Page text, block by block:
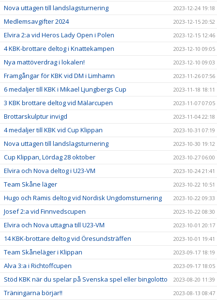
Nova uttagen till landslagsturnering 2023-12-24 19:18
Medlemsavgifter 2024 2023-12-15 20:52
Elvira 2:a vid Heros Lady Open i Polen 2023-12-15 12:46
4 KBK-brottare deltog i Knattekampen 2023-12-10 09:05
Nya mattöverdrag i lokalen! 2023-12-10 09:03
Framgångar för KBK vid DM i Limhamn 2023-11-26 07:56
6 medaljer till KBK i Mikael Ljungbergs Cup 2023-11-18 18:11
3 KBK brottare deltog vid Mälarcupen 2023-11-07 07:05
Brottarskulptur invigd 2023-11-04 22:18
4 medaljer till KBK vid Cup Klippan 2023-10-31 07:19
Nova uttagen till landslagsturnering 2023-10-30 19:12
Cup Klippan, Lördag 28 oktober 2023-10-27 06:00
Elvira och Nova deltog i U23-VM 2023-10-24 21:41
Team Skåne läger 2023-10-22 10:51
Hugo och Ramis deltog vid Nordisk Ungdomsturnering 2023-10-22 09:33
Josef 2:a vid Finnvedscupen 2023-10-22 08:30
Elvira och Nova uttagna till U23-VM 2023-10-01 20:17
14 KBK-brottare deltog vid Öresundsträffen 2023-10-01 19:41
Team Skåneläger i Klippan 2023-09-17 18:19
Alva 3:a i Richtoffcupen 2023-09-17 18:05
Stöd KBK när du spelar på Svenska spel eller bingolotto 2023-08-20 11:39
Träningarna börjar!! 2023-08-13 08:47